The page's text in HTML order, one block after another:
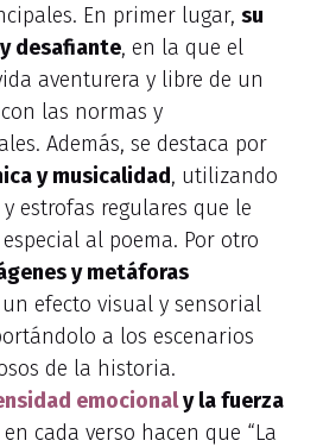
En primer lugar, su
desafiante, en la que el
aventurera y libre de un
las normas y
Además, se destaca por
y musicalidad, utilizando
estrofas regulares que le
al poema. Por otro
y metáforas
efecto visual y sensorial
a los escenarios
de la historia.
emocionaly la fuerza
cada verso hacen que “La